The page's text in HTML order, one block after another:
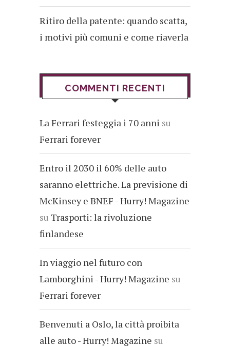
Ritiro della patente: quando scatta,
i motivi più comuni e come riaverla
COMMENTI RECENTI
La Ferrari festeggia i 70 anni su
Ferrari forever
Entro il 2030 il 60% delle auto
saranno elettriche. La previsione di
McKinsey e BNEF - Hurry! Magazine
su Trasporti: la rivoluzione
finlandese
In viaggio nel futuro con
Lamborghini - Hurry! Magazine su
Ferrari forever
Benvenuti a Oslo, la città proibita
alle auto - Hurry! Magazine su